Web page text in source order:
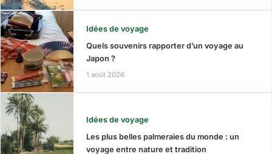
Idées de voyage
Quels souvenirs rapporter d’un voyage au
Japon ?
1 août 2026
Idées de voyage
Les plus belles palmeraies du monde : un
voyage entre nature et tradition